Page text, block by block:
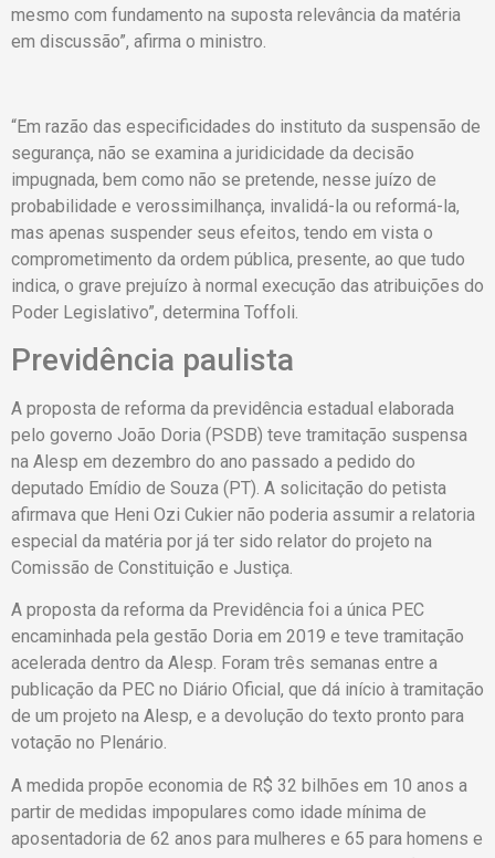
mesmo com fundamento na suposta relevância da matéria
em discussão”, afirma o ministro.
“Em razão das especificidades do instituto da suspensão de
segurança, não se examina a juridicidade da decisão
impugnada, bem como não se pretende, nesse juízo de
probabilidade e verossimilhança, invalidá-la ou reformá-la,
mas apenas suspender seus efeitos, tendo em vista o
comprometimento da ordem pública, presente, ao que tudo
indica, o grave prejuízo à normal execução das atribuições do
Poder Legislativo”, determina Toffoli.
Previdência paulista
A proposta de reforma da previdência estadual elaborada
pelo governo João Doria (PSDB) teve tramitação suspensa
na Alesp em dezembro do ano passado a pedido do
deputado Emídio de Souza (PT). A solicitação do petista
afirmava que Heni Ozi Cukier não poderia assumir a relatoria
especial da matéria por já ter sido relator do projeto na
Comissão de Constituição e Justiça.
A proposta da reforma da Previdência foi a única PEC
encaminhada pela gestão Doria em 2019 e teve tramitação
acelerada dentro da Alesp. Foram três semanas entre a
publicação da PEC no Diário Oficial, que dá início à tramitação
de um projeto na Alesp, e a devolução do texto pronto para
votação no Plenário.
A medida propõe economia de R$ 32 bilhões em 10 anos a
partir de medidas impopulares como idade mínima de
aposentadoria de 62 anos para mulheres e 65 para homens e